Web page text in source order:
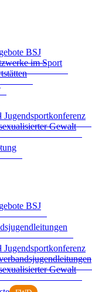
BSJ
im Sport
Gewalt
BSJ
Gewalt